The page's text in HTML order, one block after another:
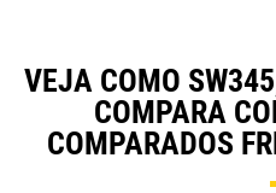
VEJA COMO
COMPARA
COMPARADOS